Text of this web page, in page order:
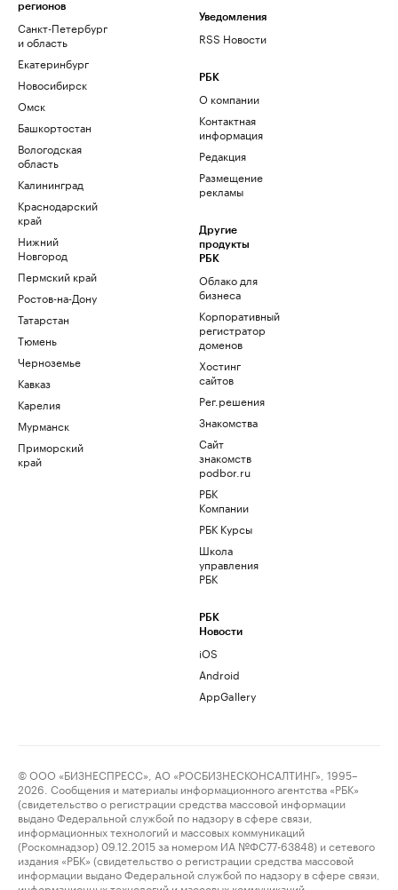
регионов
Санкт-Петербург
и область
Екатеринбург
Новосибирск
Омск
Башкортостан
Вологодская
область
Калининград
Краснодарский
край
Нижний
Новгород
Пермский край
Ростов-на-Дону
Татарстан
Тюмень
Черноземье
Кавказ
Карелия
Мурманск
Приморский
край
Уведомления
RSS Новости
РБК
О компании
Контактная
информация
Редакция
Размещение
рекламы
Другие
продукты
РБК
Облако для
бизнеса
Корпоративный
регистратор
доменов
Хостинг
сайтов
Рег.решения
Знакомства
Сайт
знакомств
podbor.ru
РБК
Компании
РБК Курсы
Школа
управления
РБК
РБК
Новости
iOS
Android
AppGallery
© ООО «БИЗНЕСПРЕСС», АО «РОСБИЗНЕСКОНСАЛТИНГ», 1995–
2026. Сообщения и материалы информационного агентства «РБК»
(свидетельство о регистрации средства массовой информации
выдано Федеральной службой по надзору в сфере связи,
информационных технологий и массовых коммуникаций
(Роскомнадзор) 09.12.2015 за номером ИА №ФС77-63848) и сетевого
издания «РБК» (свидетельство о регистрации средства массовой
информации выдано Федеральной службой по надзору в сфере связи,